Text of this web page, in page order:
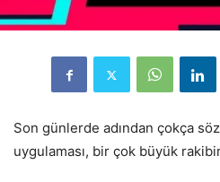
Son günlerde adından çokça
uygulaması, bir çok büyük